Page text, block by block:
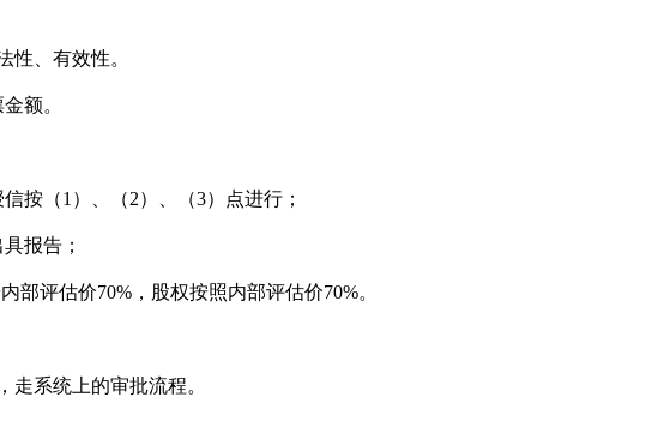
、有效性。
额。
（1）、（2）、（3）点进行；
报告；
评估价70%，股权按照内部评估价70%。
系统上的审批流程。